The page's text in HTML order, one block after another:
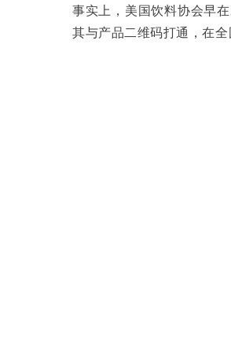
事实上，美国饮料协会早
其与产品二维码打通，在全